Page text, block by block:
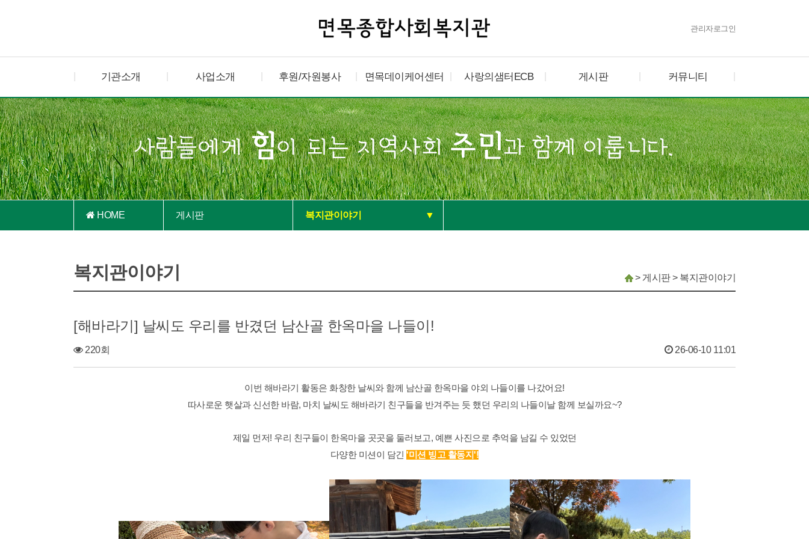
관리자로그인
기관소개 사업소개 후원/자원봉사 면목데이케어센터 사랑의샘터ECB 게시판 커뮤니티
HOME 게시판 복지관이야기 ▼
카드뉴스
자료실
복지관이야기 > 게시판> 복지관이야기
[해바라기] 날씨도 우리를 반겼던 남산골 한옥마을 나들이!
220회 26-06-10 11:01
이번 해바라기 활동은 화창한 날씨와 함께 남산골 한옥마을 야외 나들이를 나갔어요!
따사로운 햇살과 신선한 바람, 마치 날씨도 해바라기 친구들을 반겨주는 듯 했던 우리의 나들이날 함께 보실까요~?
제일 먼저! 우리 친구들이 한옥마을 곳곳을 둘러보고, 예쁜 사진으로 추억을 남길 수 있었던
다양한 미션이 담긴 '미션 빙고 활동지'!